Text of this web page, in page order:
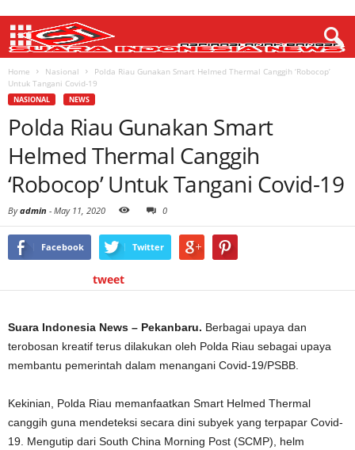
Home Nasional
Polda Riau Gunakan Smart Helmed Thermal Canggih ‘Robocop’
Untuk Tangani Covid-19
NASIONAL NEWS
Polda Riau Gunakan Smart
Helmed Thermal Canggih
‘Robocop’ Untuk Tangani Covid-19
Byadmin - May 11, 2020 0
Facebook Twitter
tweet
Suara Indonesia News – Pekanbaru. Berbagai upaya dan
terobosan kreatif terus dilakukan oleh Polda Riau sebagai upaya
membantu pemerintah dalam menangani Covid-19/PSBB.
Kekinian, Polda Riau memanfaatkan Smart Helmed Thermal
canggih guna mendeteksi secara dini subyek yang terpapar Covid-
19. Mengutip dari South China Morning Post (SCMP), helm